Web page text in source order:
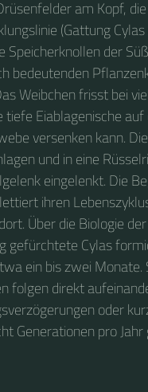
am Kopf,
(Gattung
Speicherknollen der
bedeutenden
Weibchen frisst bei
tiefe Eiablagenische
versenken kann.
und in eine
eingelenkt. Die
ihren
Über die Biologie
gefürchtete Cylas
ein bis zwei
folgen direkt
oder
Generationen pro